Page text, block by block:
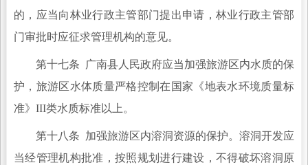
的，应当向林业行政主管部门提出申请，林业行政主管部
门审批时应征求管理机构的意见。
第十七条 广南县人民政府应当加强旅游区内水质的保
护，旅游区水体质量严格控制在国家《地表水环境质量标
准》III类水质标准以上。
第十八条 加强旅游区内溶洞资源的保护。溶洞开发应
当经管理机构批准，按照规划进行建设，不得破坏溶洞原